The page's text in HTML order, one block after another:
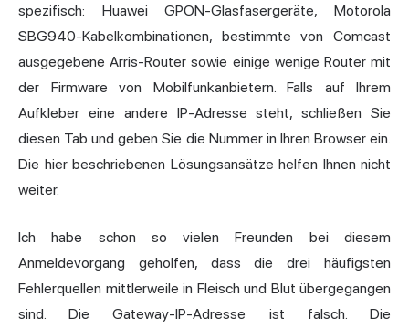
spezifisch: Huawei GPON-Glasfasergeräte, Motorola
SBG940-Kabelkombinationen, bestimmte von Comcast
ausgegebene Arris-Router sowie einige wenige Router mit
der Firmware von Mobilfunkanbietern. Falls auf Ihrem
Aufkleber eine andere IP-Adresse steht, schließen Sie
diesen Tab und geben Sie die Nummer in Ihren Browser ein.
Die hier beschriebenen Lösungsansätze helfen Ihnen nicht
weiter.
Ich habe schon so vielen Freunden bei diesem
Anmeldevorgang geholfen, dass die drei häufigsten
Fehlerquellen mittlerweile in Fleisch und Blut übergegangen
sind. Die Gateway-IP-Adresse ist falsch. Die